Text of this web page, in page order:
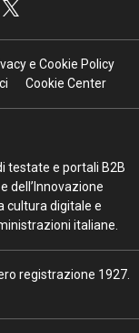
e Cookie Policy
Cookie Center
testate e portali B2B
dell’Innovazione
cultura digitale e
italiane.
registrazione 1927.